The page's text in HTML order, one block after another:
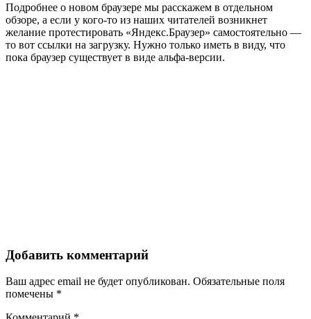
Подробнее о новом браузере мы расскажем в отдельном
обзоре, а если у кого-то из наших читателей возникнет
желание протестировать «Яндекс.Браузер» самостоятельно —
то вот ссылки на загрузку. Нужно только иметь в виду, что
пока браузер существует в виде альфа-версии.
Добавить комментарий
Ваш адрес email не будет опубликован. Обязательные поля
помечены *